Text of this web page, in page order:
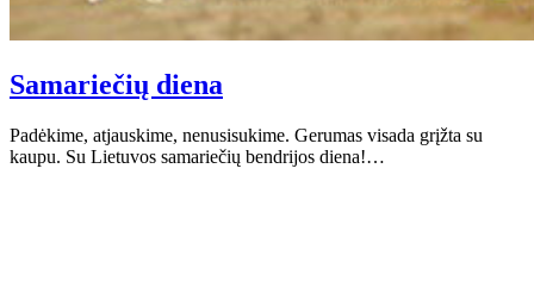
Samariečių diena
Padėkime, atjauskime, nenusisukime. Gerumas visada grįžta su
kaupu. Su Lietuvos samariečių bendrijos diena!…